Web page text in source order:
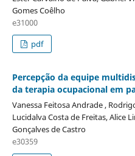
Gomes Coêlho
e31000
pdf
Percepção da equipe
da terapia ocupacional em
Vanessa Feitosa Andrade ,
Lucidalva Costa de Freitas, Alice
Gonçalves de Castro
e30359